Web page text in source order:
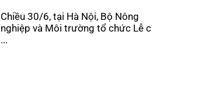
Chiều 30/6, tại Hà Nội, Bộ Nông
nghiệp và Môi trường tổ chức Lễ c
...